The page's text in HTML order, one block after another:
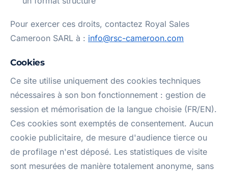
Pour exercer ces droits, contactez Royal Sales
Cameroon SARL à : info@rsc-cameroon.com
Cookies
Ce site utilise uniquement des cookies techniques
nécessaires à son bon fonctionnement : gestion de
session et mémorisation de la langue choisie (FR/EN).
Ces cookies sont exemptés de consentement. Aucun
cookie publicitaire, de mesure d'audience tierce ou
de profilage n'est déposé. Les statistiques de visite
sont mesurées de manière totalement anonyme, sans